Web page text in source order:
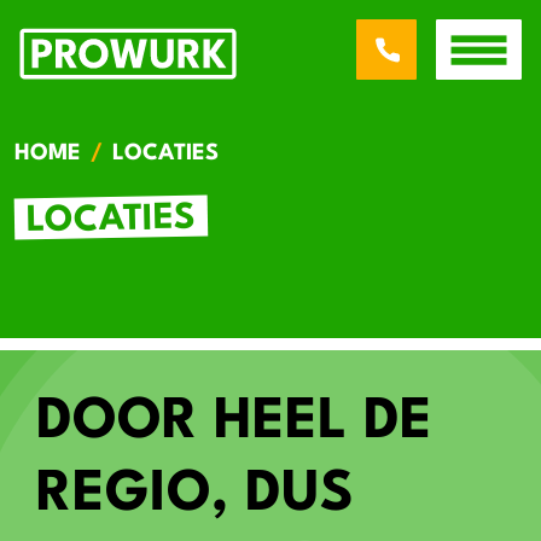
HOME LOCATIES
LOCATIES
DOOR HEEL DE
REGIO, DUS